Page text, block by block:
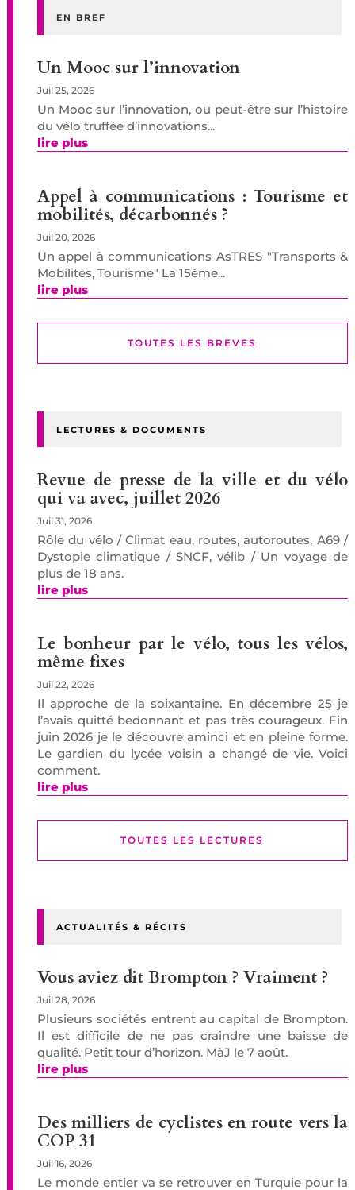
EN BREF
Un Mooc sur l’innovation
Juil 25, 2026
Un Mooc sur l’innovation, ou peut-être sur l’histoire
du vélo truffée d’innovations...
lire plus
Appel à communications : Tourisme et
mobilités, décarbonnés ?
Juil 20, 2026
Un appel à communications AsTRES "Transports &
Mobilités, Tourisme" La 15ème...
lire plus
TOUTES LES BREVES
LECTURES & DOCUMENTS
Revue de presse de la ville et du vélo
qui va avec, juillet 2026
Juil 31, 2026
Rôle du vélo / Climat eau, routes, autoroutes, A69 /
Dystopie climatique / SNCF, vélib / Un voyage de
plus de 18 ans.
lire plus
Le bonheur par le vélo, tous les vélos,
même fixes
Juil 22, 2026
Il approche de la soixantaine. En décembre 25 je
l’avais quitté bedonnant et pas très courageux. Fin
juin 2026 je le découvre aminci et en pleine forme.
Le gardien du lycée voisin a changé de vie. Voici
comment.
lire plus
TOUTES LES LECTURES
ACTUALITÉS & RÉCITS
Vous aviez dit Brompton ? Vraiment ?
Juil 28, 2026
Plusieurs sociétés entrent au capital de Brompton.
Il est difficile de ne pas craindre une baisse de
qualité. Petit tour d’horizon. MàJ le 7 août.
lire plus
Des milliers de cyclistes en route vers la
COP 31
Juil 16, 2026
Le monde entier va se retrouver en Turquie pour la